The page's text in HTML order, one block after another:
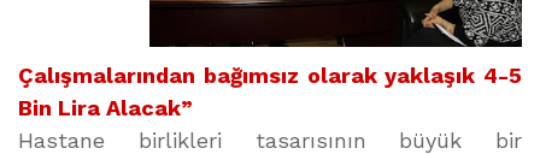
Çalışmalarından bağımsız olarak yaklaşık 4-5
Bin Lira Alacak”
Hastane birlikleri tasarısının büyük bir